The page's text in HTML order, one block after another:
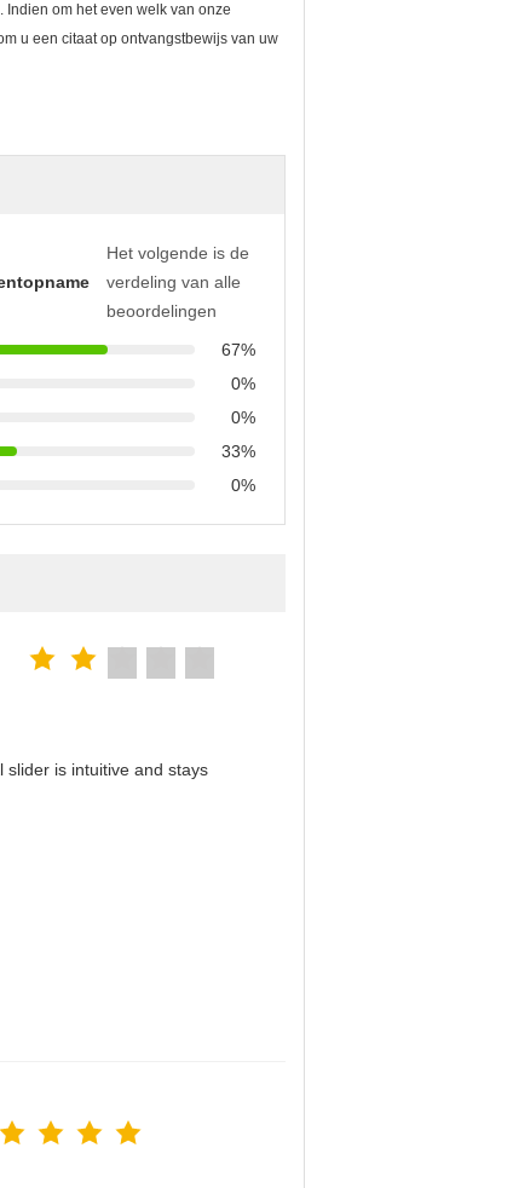
om het even welk van onze
u een citaat op ontvangstbewijs van uw
Het volgende is de
verdeling van alle
beoordelingen
67%
0%
0%
33%
0%
slider is intuitive and stays